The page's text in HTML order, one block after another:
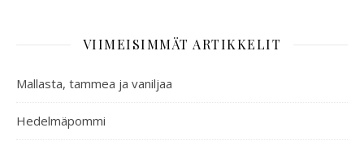
VIIMEISIMMÄT ARTIKKELIT
Mallasta, tammea ja vaniljaa
Hedelmäpommi